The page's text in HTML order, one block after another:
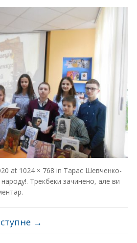
at 1024 × 768 in Тарас Шевченко-
. Трекбеки зачинено, але ви
.
→